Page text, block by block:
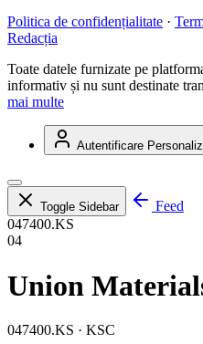
Politica de confidențialitate ·
Redacția
Toate datele furnizate pe
informativ și nu sunt destinate
mai multe
Autentificare
Toggle Sidebar
Feed
047400.KS
04
Union
047400.KS · KSC